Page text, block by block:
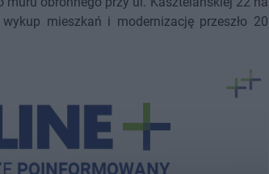
mieszkań i modernizację przeszło 20